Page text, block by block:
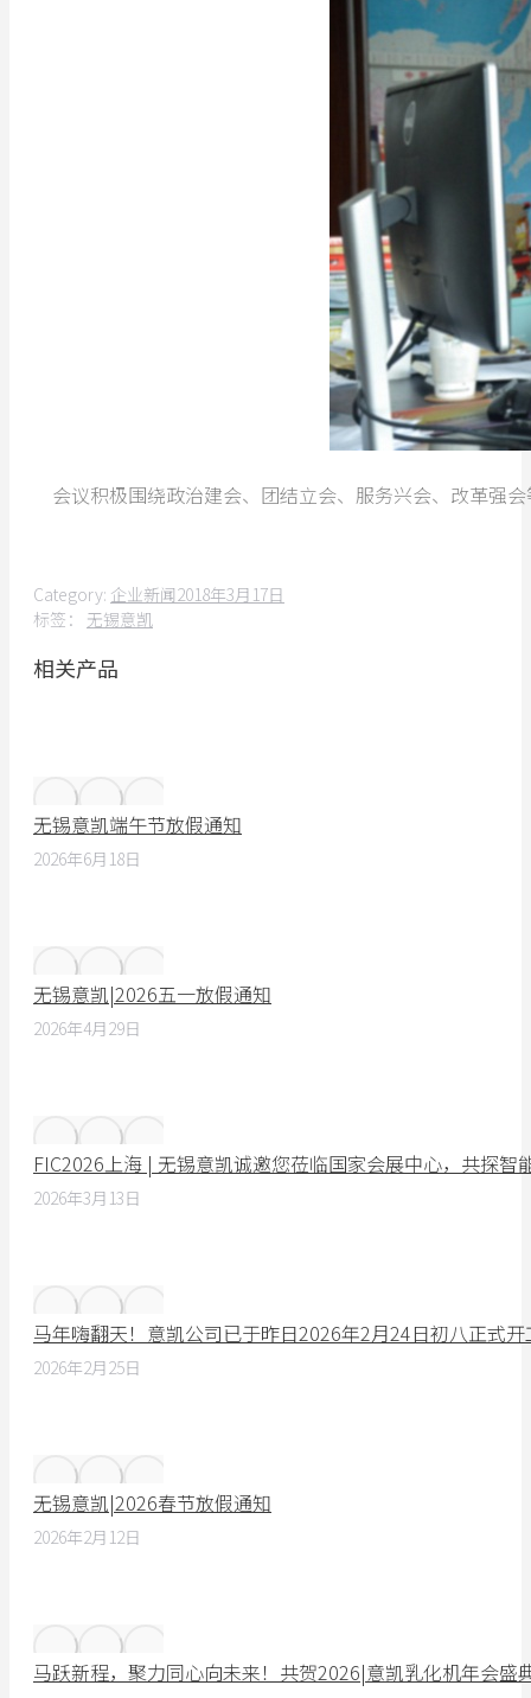
会议积极围绕政治建会、团结立会、服务兴会、改革强
Category: 企业新闻2018年3月17日
标签： 无锡意凯
相关产品
无锡意凯端午节放假通知
2026年6月18日
无锡意凯|2026五一放假通知
2026年4月29日
FIC2026上海 | 无锡意凯诚邀您莅临国家会展中心，共探智
2026年3月13日
马年嗨翻天！意凯公司已于昨日2026年2月24日初八正式
2026年2月25日
无锡意凯|2026春节放假通知
2026年2月12日
马跃新程，聚力同心向未来！共贺2026|意凯乳化机年会盛